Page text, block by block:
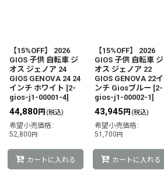
【15%OFF】 2026
GIOS 子供 自転車 ジ
オス ジェノア 24
GIOS GENOVA 24 24
インチ ホワイト [2-
gios-j1-00001-4]
44,880円 (税込)
希望小売価格 :
52,800円
カートに入れる
【15%OFF】 2026
GIOS 子供 自転車 ジ
オス ジェノア 22
GIOS GENOVA 22イ
ンチ Giosブルー [2-
gios-j1-00002-1]
43,945 円 (税込)
希望小売価格 :
51,700円
カートに入れる